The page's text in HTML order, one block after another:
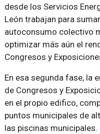
desde los Servicios
León trabajan para
autoconsumo colectivo
optimizar más aún el
Congresos y
En esa segunda fase, la
de Congresos y
en el propio edifico,
puntos municipales de
las piscinas municipales.